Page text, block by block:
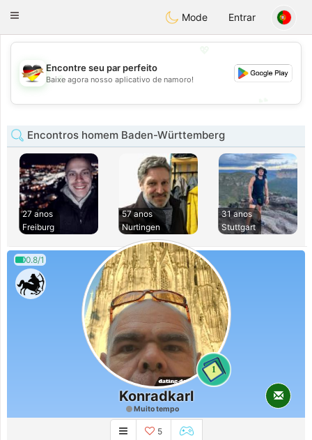
DeutschDating
Toggle
Mode Entrar
💖
💕
Encontre seu par perfeito
Baixe agora nosso aplicativo de namoro!
Encontros homem Baden-Württemberg
27 anos
Freiburg
57 anos
Nurtingen
31 anos
Stuttgart
0.8/1
1
Konradkarl
Muito tempo
5